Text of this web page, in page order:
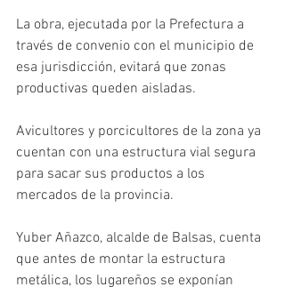
La obra, ejecutada por la Prefectura a
través de convenio con el municipio de
esa jurisdicción, evitará que zonas
productivas queden aisladas.
Avicultores y porcicultores de la zona ya
cuentan con una estructura vial segura
para sacar sus productos a los
mercados de la provincia.
Yuber Añazco, alcalde de Balsas, cuenta
que antes de montar la estructura
metálica, los lugareños se exponían